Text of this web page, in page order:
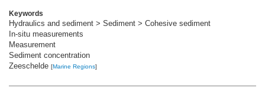
Keywords
Hydraulics and sediment > Sediment > Cohesive sediment
In-situ measurements
Measurement
Sediment concentration
Zeeschelde [Marine Regions]